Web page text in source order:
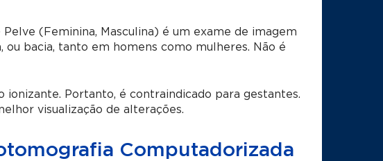
(Feminina, Masculina) é um exame de imagem
bacia, tanto em homens como mulheres. Não é
ionizante. Portanto, é contraindicado para gestantes.
visualização de alterações.
Computadorizada